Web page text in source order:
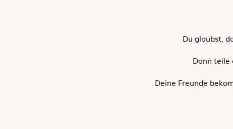
Du glaubst,
Dann teile
Deine Freunde